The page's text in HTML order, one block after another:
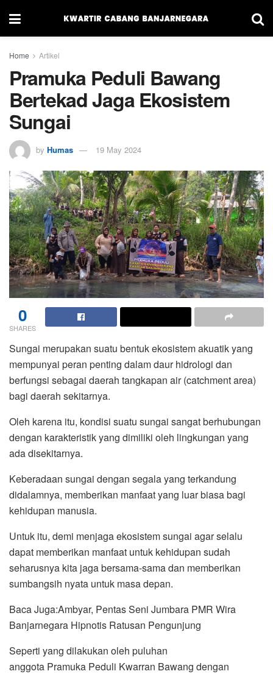
Home Artikel
Pramuka Peduli Bawang
Bertekad Jaga Ekosistem
Sungai
by Humas 19 May 2024
0
SHARES
Sungai merupakan suatu bentuk ekosistem akuatik yang
mempunyai peran penting dalam daur hidrologi dan
berfungsi sebagai daerah tangkapan air (catchment area)
bagi daerah sekitarnya.
Oleh karena itu, kondisi suatu sungai sangat berhubungan
dengan karakteristik yang dimiliki oleh lingkungan yang
ada disekitarnya.
Keberadaan sungai dengan segala yang terkandung
didalamnya, memberikan manfaat yang luar biasa bagi
kehidupan manusia.
Untuk itu, demi menjaga ekosistem sungai agar selalu
dapat memberikan manfaat untuk kehidupan sudah
seharusnya kita jaga bersama-sama dan memberikan
sumbangsih nyata untuk masa depan.
Baca Juga:Ambyar, Pentas Seni Jumbara PMR Wira
Banjarnegara Hipnotis Ratusan Pengunjung
Seperti yang dilakukan oleh puluhan
anggota Pramuka Peduli Kwarran Bawang dengan